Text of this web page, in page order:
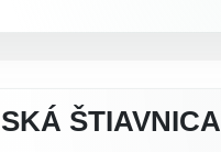
ŠTIAVNICA